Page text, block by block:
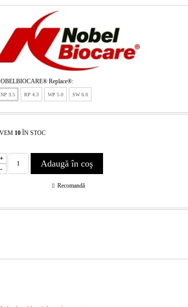
Replace®:
NP 3.5 RP 4.3 WP 5.0 SW 6.0
10 ÎN STOC
+
-
Recomandă